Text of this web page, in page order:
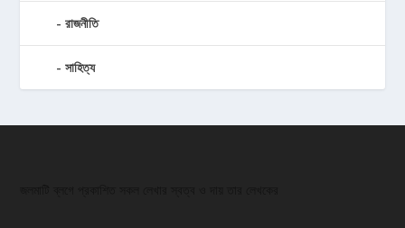
রাজনীতি
সাহিত্য